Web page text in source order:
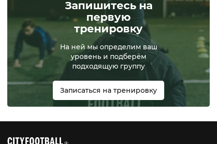
Запишитесь на
первую
тренировку
На ней мы определим ваш
уровень и подберём
подходящую группу
Записаться на тренировку